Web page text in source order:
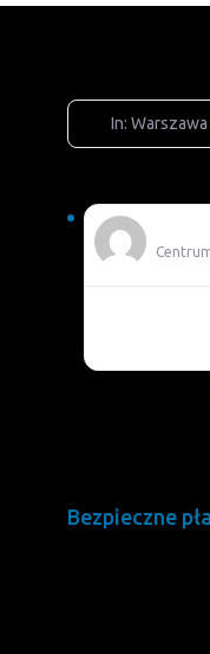
In: Warszawa
Bezpieczne